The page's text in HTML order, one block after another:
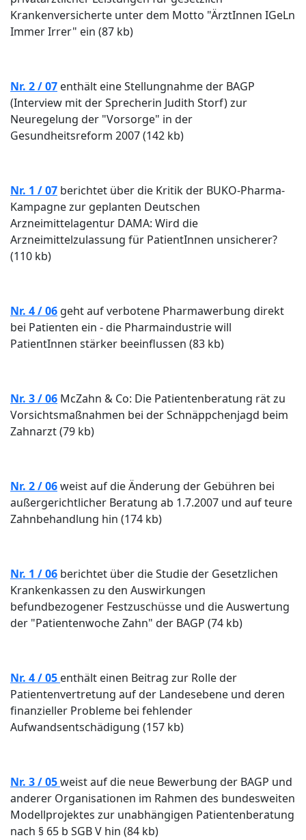
Krankenversicherte unter dem Motto "ÄrztInnen IGeLn
Immer Irrer" ein (87 kb)
Nr. 2 / 07 enthält eine Stellungnahme der BAGP
(Interview mit der Sprecherin Judith Storf) zur
Neuregelung der "Vorsorge" in der
Gesundheitsreform 2007 (142 kb)
Nr. 1 / 07 berichtet über die Kritik der BUKO-Pharma-
Kampagne zur geplanten Deutschen
Arzneimittelagentur DAMA: Wird die
Arzneimittelzulassung für PatientInnen unsicherer?
(110 kb)
Nr. 4 / 06 geht auf verbotene Pharmawerbung direkt
bei Patienten ein - die Pharmaindustrie will
PatientInnen stärker beeinflussen (83 kb)
Nr. 3 / 06 McZahn & Co: Die Patientenberatung rät zu
Vorsichtsmaßnahmen bei der Schnäppchenjagd beim
Zahnarzt (79 kb)
Nr. 2 / 06weist auf die Änderung der Gebühren bei
außergerichtlicher Beratung ab 1.7.2007 und auf teure
Zahnbehandlung hin (174 kb)
Nr. 1 / 06 berichtet über die Studie der Gesetzlichen
Krankenkassen zu den Auswirkungen
befundbezogener Festzuschüsse und die Auswertung
der "Patientenwoche Zahn" der BAGP (74 kb)
Nr. 4 / 05 enthält einen Beitrag zur Rolle der
Patientenvertretung auf der Landesebene und deren
finanzieller Probleme bei fehlender
Aufwandsentschädigung (157 kb)
Nr. 3 / 05weist auf die neue Bewerbung der BAGP und
anderer Organisationen im Rahmen des bundesweiten
Modellprojektes zur unabhängigen Patientenberatung
nach § 65 b SGB V hin (84 kb)